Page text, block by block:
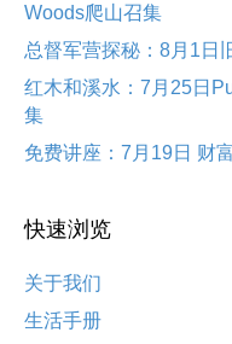
Woods爬山召集
总督军营探秘：8月1日
红木和溪水：7月25日
集
免费讲座：7月19日 财
快速浏览
关于我们
生活手册